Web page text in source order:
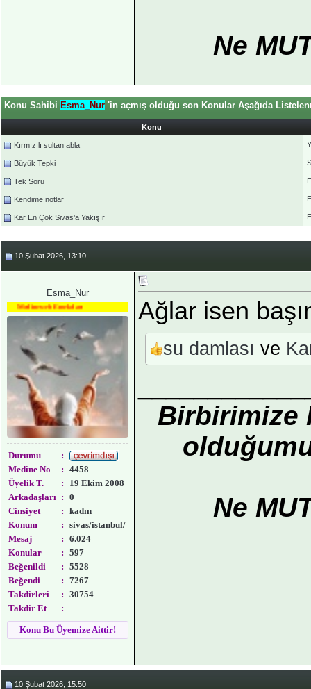
Ne
Konu Sahibi Esma_Nur 'in açmış olduğu son Konular Aşağıda
Konu
Kırmızılı sultan abla
Büyük Tepki
Tek Soru
Kendime notlar
Kar En Çok Sivas’a Yakışır
10 Şubat 2026, 13:10
Esma_Nur
Medineweb Emekdarı
Durumu
:
Medine No
: 4458
Üyelik T.
:
19 Ekim 2008
Arkadaşları : 0
Cinsiyet
: kadın
Konum
: sivas/istanbul/
Mesaj
: 6.024
Konular
: 597
Beğenildi
: 5528
Beğendi
: 7267
Takdirleri
: 30754
Takdir Et
:
Konu Bu Üyemize Aittir!
Ağlar isen
su damlası ve
Birbirimize
Ne
10 Şubat 2026, 15:50